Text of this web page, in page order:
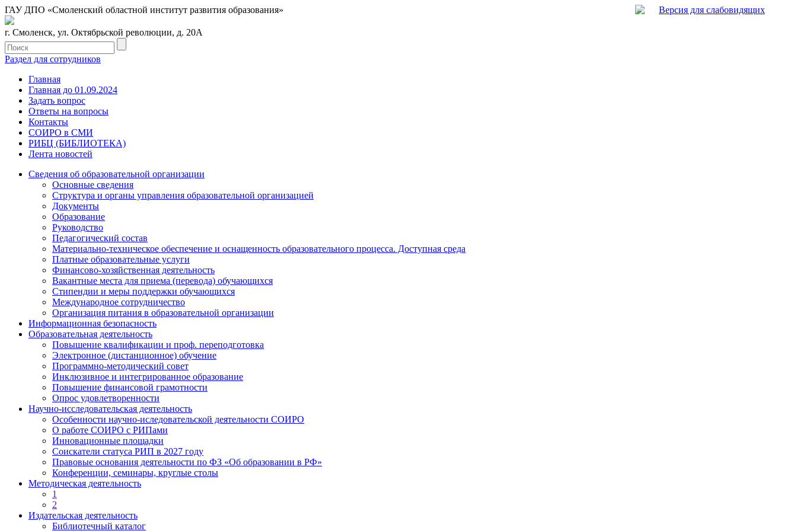
ГАУ ДПО «Смоленский областной институт развития образования» Версия для слабовидящих
г. Смоленск, ул. Октябрьской революции, д. 20А
Раздел для сотрудников
Главная
Главная до 01.09.2024
Задать вопрос
Ответы на вопросы
Контакты
СОИРО в СМИ
РИБЦ (БИБЛИОТЕКА)
Лента новостей
Сведения об образовательной организации
Основные сведения
Структура и органы управления образовательной организацией
Документы
Образование
Руководство
Педагогический состав
Материально-техническое обеспечение и оснащенность образовательного процесса. Доступная среда
Платные образовательные услуги
Финансово-хозяйственная деятельность
Вакантные места для приема (перевода) обучающихся
Стипендии и меры поддержки обучающихся
Международное сотрудничество
Организация питания в образовательной организации
Информационная безопасность
Образовательная деятельность
Повышение квалификации и проф. переподготовка
Электронное (дистанционное) обучение
Программно-методический совет
Инклюзивное и интегрированное образование
Повышение финансовой грамотности
Опрос удовлетворенности
Научно-исследовательская деятельность
Особенности научно-иследовательской деятельности СОИРО
О работе СОИРО с РИПами
Инновационные площадки
Соискатели статуса РИП в 2027 году
Правовые основания деятельности по ФЗ «Об образовании в РФ»
Конференции, семинары, круглые столы
Методическая деятельность
1
2
Издательская деятельность
Библиотечный каталог